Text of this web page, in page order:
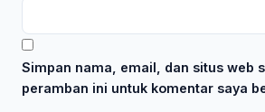
Simpan nama, email, dan situs web
peramban ini untuk komentar saya